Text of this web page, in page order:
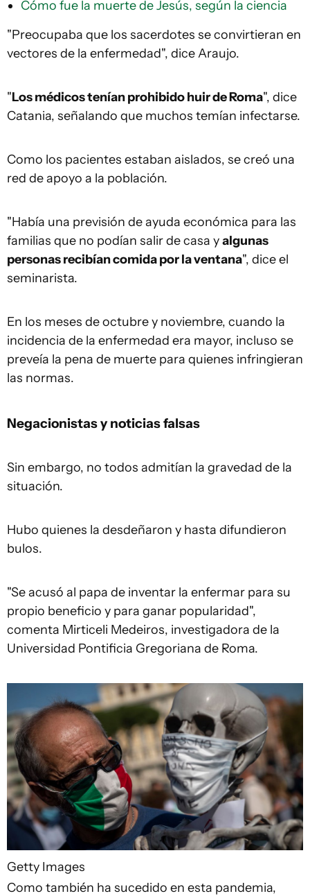
Cómo fue la muerte de Jesús, según la ciencia
"Preocupaba que los sacerdotes se convirtieran en
vectores de la enfermedad", dice Araujo.
"Los médicos tenían prohibido huir de Roma", dice
Catania, señalando que muchos temían infectarse.
Como los pacientes estaban aislados, se creó una
red de apoyo a la población.
"Había una previsión de ayuda económica para las
familias que no podían salir de casa yalgunas
personas recibían comida por la ventana", dice el
seminarista.
En los meses de octubre y noviembre, cuando la
incidencia de la enfermedad era mayor, incluso se
preveía la pena de muerte para quienes infringieran
las normas.
Negacionistas y noticias falsas
Sin embargo, no todos admitían la gravedad de la
situación.
Hubo quienes la desdeñaron y hasta difundieron
bulos.
"Se acusó al papa de inventar la enfermar para su
propio beneficio y para ganar popularidad",
comenta Mirticeli Medeiros, investigadora de la
Universidad Pontificia Gregoriana de Roma.
Getty Images
Como también ha sucedido en esta pandemia,